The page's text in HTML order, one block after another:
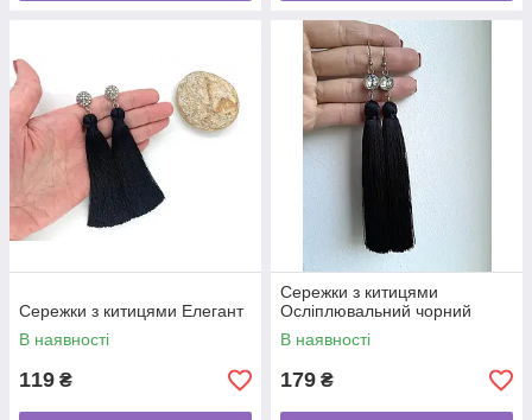
Сережки з китицями Елегант
В наявності
119 ₴
Сережки з китицями
Осліплювальний чорний
В наявності
179 ₴